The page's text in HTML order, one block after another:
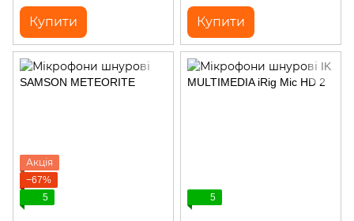
Купити Купити
Акція
−67%
5
5